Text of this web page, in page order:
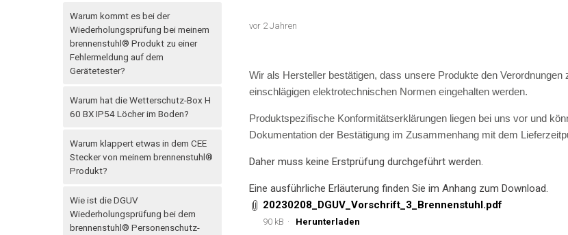
Warum kommt es bei der
Wiederholungsprüfung bei meinem
brennenstuhl® Produkt zu einer
Fehlermeldung auf dem
Gerätetester?
Warum hat die Wetterschutz-Box H
60 BX IP54 Löcher im Boden?
Warum klappert etwas in dem CEE
Stecker von meinem brennenstuhl®
Produkt?
Wie ist die DGUV
Wiederholungsprüfung bei dem
brennenstuhl® Personenschutz-
vor 2 Jahren
Wir als Hersteller bestätigen, dass unsere Produkte den
einschlägigen elektrotechnischen Normen eingehalten werden.
Produktspezifische Konformitätserklärungen liegen bei uns vor und
Dokumentation der Bestätigung im Zusammenhang mit dem
Daher muss keine Erstprüfung durchgeführt werden.
Eine ausführliche Erläuterung finden Sie im Anhang zum Download.
20230208_DGUV_Vorschrift_3_Brennenstuhl.pdf
90 kB Herunterladen